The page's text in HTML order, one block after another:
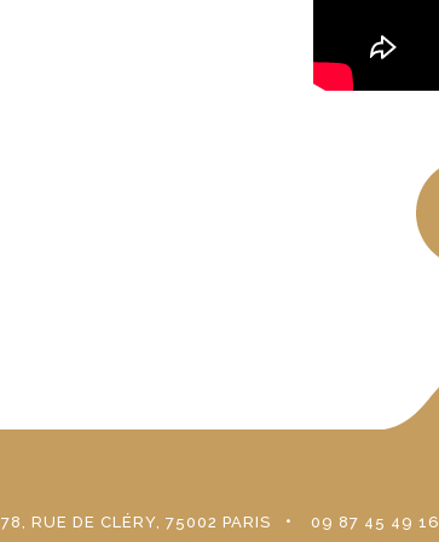
78, RUE DE CLÉRY, 75002 PARIS 09 87 45 49 16